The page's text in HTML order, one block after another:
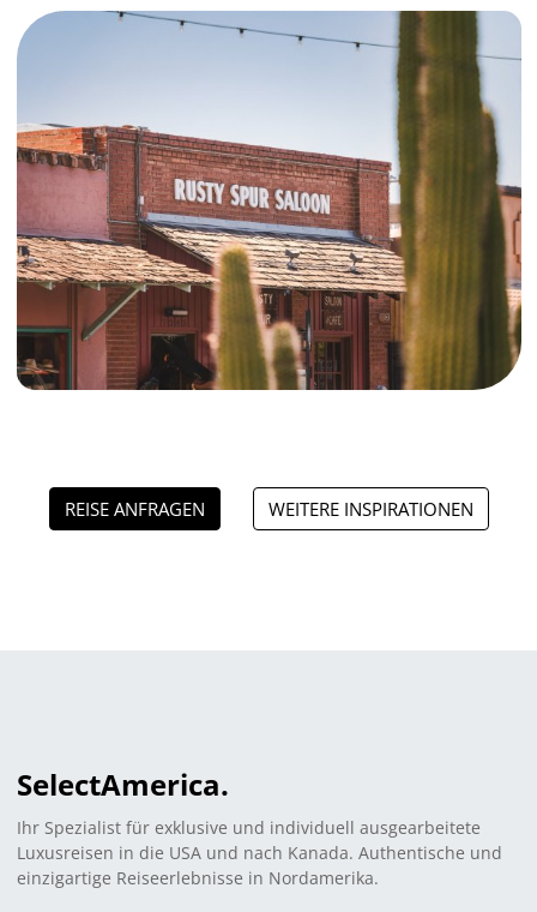
REISE ANFRAGEN WEITERE INSPIRATIONEN
SelectAmerica.
Ihr Spezialist für exklusive und individuell ausgearbeitete
Luxusreisen in die USA und nach Kanada. Authentische und
einzigartige Reiseerlebnisse in Nordamerika.